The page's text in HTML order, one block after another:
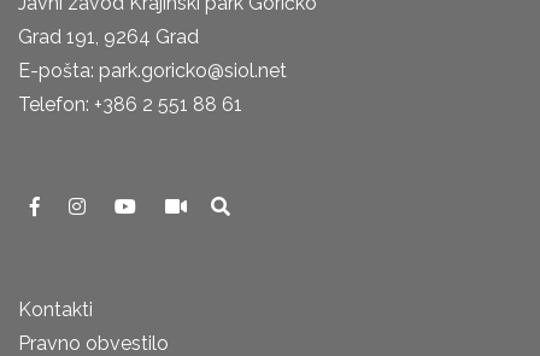
Grad 191, 9264 Grad
E-pošta: park.goricko@siol.net
Telefon: +386 2 551 88 61
Kontakti
Pravno obvestilo